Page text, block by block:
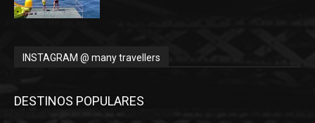
INSTAGRAM @ many travellers
DESTINOS POPULARES